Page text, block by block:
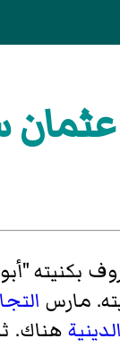
عثمان
بكنيته
مارس
هناك.